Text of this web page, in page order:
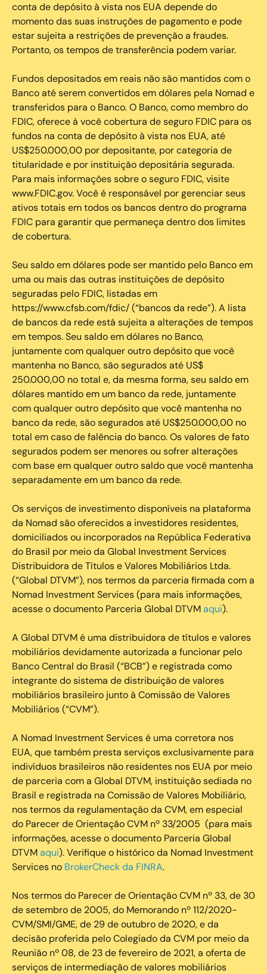
conta de depósito à vista nos EUA depende do
momento das suas instruções de pagamento e pode
estar sujeita a restrições de prevenção a fraudes.
Portanto, os tempos de transferência podem variar.
Fundos depositados em reais não são mantidos com o
Banco até serem convertidos em dólares pela Nomad e
transferidos para o Banco. O Banco, como membro do
FDIC, oferece à você cobertura de seguro FDIC para os
fundos na conta de depósito à vista nos EUA, até
US$250.000,00 por depositante, por categoria de
titularidade e por instituição depositária segurada.
Para mais informações sobre o seguro FDIC, visite
www.FDIC.gov. Você é responsável por gerenciar seus
ativos totais em todos os bancos dentro do programa
FDIC para garantir que permaneça dentro dos limites
de cobertura.
Seu saldo em dólares pode ser mantido pelo Banco em
uma ou mais das outras instituições de depósito
seguradas pelo FDIC, listadas em
https://www.cfsb.com/fdic/ (“bancos da rede”). A lista
de bancos da rede está sujeita a alterações de tempos
em tempos. Seu saldo em dólares no Banco,
juntamente com qualquer outro depósito que você
mantenha no Banco, são segurados até US$
250.000,00 no total e, da mesma forma, seu saldo em
dólares mantido em um banco da rede, juntamente
com qualquer outro depósito que você mantenha no
banco da rede, são segurados até US$250.000,00 no
total em caso de falência do banco. Os valores de fato
segurados podem ser menores ou sofrer alterações
com base em qualquer outro saldo que você mantenha
separadamente em um banco da rede.
Os serviços de investimento disponíveis na plataforma
da Nomad são oferecidos a investidores residentes,
domiciliados ou incorporados na República Federativa
do Brasil por meio da Global Investment Services
Distribuidora de Títulos e Valores Mobiliários Ltda.
(“Global DTVM”), nos termos da parceria firmada com a
Nomad Investment Services (para mais informações,
acesse o documento Parceria Global DTVMaqui).
A Global DTVM é uma distribuidora de títulos e valores
mobiliários devidamente autorizada a funcionar pelo
Banco Central do Brasil (“BCB”) e registrada como
integrante do sistema de distribuição de valores
mobiliários brasileiro junto à Comissão de Valores
Mobiliários (“CVM”).
‍A Nomad Investment Services é uma corretora nos
EUA, que também presta serviços exclusivamente para
indivíduos brasileiros não residentes nos EUA por meio
de parceria com a Global DTVM, instituição sediada no
Brasil e registrada na Comissão de Valores Mobiliário,
nos termos da regulamentação da CVM, em especial
do Parecer de Orientação CVM nº 33/2005 (para mais
informações, acesse o documento Parceria Global
DTVMaqui). Verifique o histórico da Nomad Investment
Services no BrokerCheck da FINRA.
Nos termos do Parecer de Orientação CVM nº 33, de 30
de setembro de 2005, do Memorando nº 112/2020-
CVM/SMI/GME, de 29 de outubro de 2020, e da
decisão proferida pelo Colegiado da CVM por meio da
Reunião nº 08, de 23 de fevereiro de 2021, a oferta de
serviços de intermediação de valores mobiliários